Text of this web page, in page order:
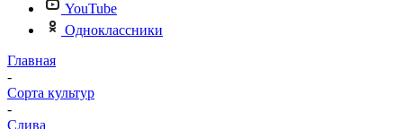
YouTube
Одноклассники
Главная
-
Сорта культур
-
Слива